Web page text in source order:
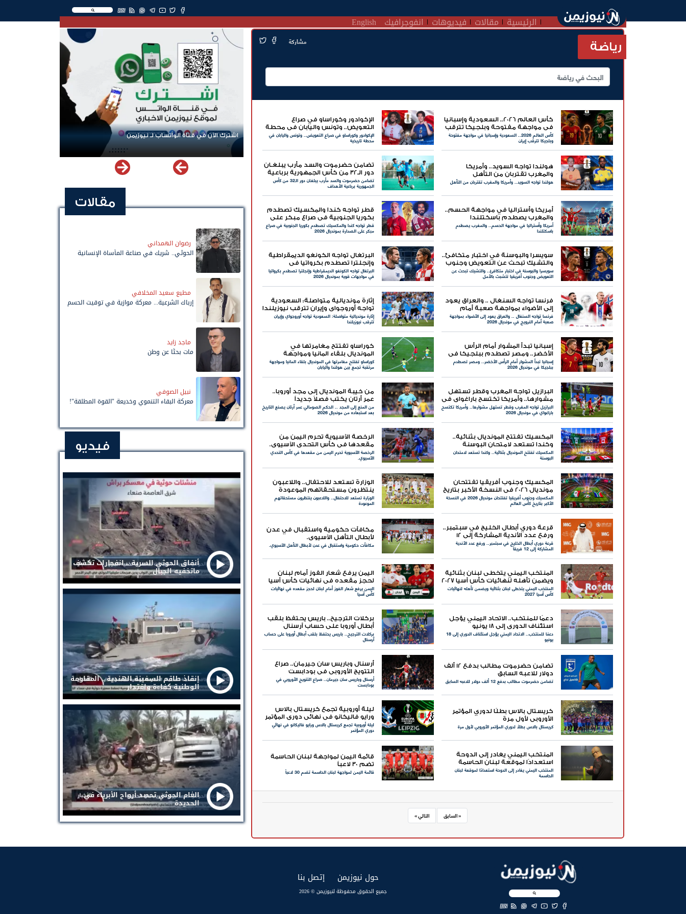
EN
الرئيسية مقالات فيديوهات انفوجرافيك English
رياضة مشاركة
كأس العالم 2026.. السعودية وإسبانيا
في مواجهة مفتوحة وبلجيكا تترقب
إيران
كأس العالم 2026.. السعودية وإسبانيا في مواجهة مفتوحة
وبلجيكا تترقب إيران
الإكوادور وكوراساو في صراع
التعويض.. وتونس واليابان في محطة
تاريخية
الإكوادور وكوراساو في صراع التعويض.. وتونس واليابان في
محطة تاريخية
هولندا تواجه السويد.. وأمريكا
والمغرب تقتربان من التأهل
هولندا تواجه السويد.. وأمريكا والمغرب تقتربان من التأهل
تضامن حضرموت والسد مأرب يبلغـان
دور الـ32 من كأس الجمهورية برباعية
الأهداف
تضامن حضرموت والسد مأرب يبلغـان دور الـ32 من كأس
الجمهورية برباعية الأهداف
أمريكا وأستراليا في مواجهة الحسم..
والمغرب يصطدم باسكتلندا
أمريكا وأستراليا في مواجهة الحسم.. والمغرب يصطدم
باسكتلندا
قطر تواجه كندا والمكسيك تصطدم
بكوريا الجنوبية في صراع مبكر على
الصدارة بمونديال 2026
قطر تواجه كندا والمكسيك تصطدم بكوريا الجنوبية في صراع
مبكر على الصدارة بمونديال 2026
سويسرا والبوسنة في اختبار متكافئ..
والتشيك تبحث عن التعويض وجنوب
أفريقيا تتشبث بالأمل
سويسرا والبوسنة في اختبار متكافئ.. والتشيك تبحث عن
التعويض وجنوب أفريقيا تتشبث بالأمل
البرتغال تواجه الكونغو الديمقراطية
وإنجلترا تصطدم بكرواتيا في
مواجهات قوية بمونديال 2026
البرتغال تواجه الكونغو الديمقراطية وإنجلترا تصطدم بكرواتيا
في مواجهات قوية بمونديال 2026
فرنسا تواجه السنغال .. والعراق يعود
إلى الأضواء بمواجهة صعبة أمام
النرويج في مونديال 2026
فرنسا تواجه السنغال .. والعراق يعود إلى الأضواء بمواجهة
صعبة أمام النرويج في مونديال 2026
إثارة مونديالية متواصلة: السعودية
تواجه أوروجواي وإيران تترقب نيوزيلندا
إثارة مونديالية متواصلة: السعودية تواجه أوروجواي وإيران
تترقب نيوزيلندا
إسبانيا تبدأ المشوار أمام الرأس
الأخضر.. ومصر تصطدم ببلجيكا في
مونديال 2026
إسبانيا تبدأ المشوار أمام الرأس الأخضر.. ومصر تصطدم
ببلجيكا في مونديال 2026
كوراساو تفتتح مغامرتها في
المونديال بلقاء المانيا ومواجهة
مرتقبة تجمع بين هولندا واليابان
كوراساو تفتتح مغامرتها في المونديال بلقاء المانيا ومواجهة
مرتقبة تجمع بين هولندا واليابان
البرازيل تواجه المغرب وقطر تستهل
مشوارها.. وأمريكا تكتسح باراغواي في
مونديال 2026
البرازيل تواجه المغرب وقطر تستهل مشوارها.. وأمريكا تكتسح
باراغواي في مونديال 2026
من خيبة المونديال إلى مجد أوروبا..
عمر أرتان يكتب فصلاً جديداً
من المنع إلى المجد .. الحكم الصومالي عمر أرتان يصنع التاريخ
بعد استبعاده من مونديال 2026
المكسيك تفتتح المونديال بثنائية..
وكندا تستعد لامتحان البوسنة
المكسيك تفتتح المونديال بثنائية.. وكندا تستعد لامتحان
البوسنة
الرخصة الآسيوية تحرم اليمن من
مقعدها في كأس التحدي الآسيوي.
الرخصة الآسيوية تحرم اليمن من مقعدها في كأس التحدي
الآسيوي.
المكسيك وجنوب أفريقيا تفتتحان
مونديال 2026 في النسخة الأكبر بتاريخ
كأس العالم
المكسيك وجنوب أفريقيا تفتتحان مونديال 2026 في النسخة
الأكبر بتاريخ كأس العالم
الوزارة تستعد للاحتفال.. واللاعبون
ينتظرون مستحقاتهم الموعودة
الوزارة تستعد للاحتفال.. واللاعبون ينتظرون مستحقاتهم
الموعودة
قرعة دوري أبطال الخليج في سبتمبر..
ورفع عدد الأندية المشاركة إلى 12
فريقاً
قرعة دوري أبطال الخليج في سبتمبر.. ورفع عدد الأندية
المشاركة إلى 12 فريقاً
مكافآت حكومية واستقبال في عدن
لأبطال التأهل الآسيوي.
مكافآت حكومية واستقبال في عدن لأبطال التأهل الآسيوي.
المنتخب اليمني يتخطى لبنان بثنائية
ويضمن تأهله لنهائيات كأس آسيا 2027
المنتخب اليمني يتخطى لبنان بثنائية ويضمن تأهله لنهائيات
كأس آسيا 2027
اليمن يرفع شعار الفوز أمام لبنان
لحجز مقعده في نهائيات كأس آسيا
اليمن يرفع شعار الفوز أمام لبنان لحجز مقعده في نهائيات
كأس آسيا
دعمًا للمنتخب.. الاتحاد اليمني يؤجل
استئناف الدوري إلى 18 يونيو
دعمًا للمنتخب.. الاتحاد اليمني يؤجل استئناف الدوري إلى 18
يونيو
بركلات الترجيح.. باريس يحتفظ بلقب
أبطال أوروبا على حساب آرسنال
بركلات الترجيح.. باريس يحتفظ بلقب أبطال أوروبا على حساب
آرسنال
تضامن حضرموت مطالب بدفع 12 ألف
دولار للاعبه السابق
تضامن حضرموت مطالب بدفع 12 ألف دولار للاعبه السابق
أرسنال وباريس سان جيرمان.. صراع
التتويج الأوروبي في بودابست
أرسنال وباريس سان جيرمان.. صراع التتويج الأوروبي في
بودابست
كريستال بالاس بطلًا لدوري المؤتمر
الأوروبي لأول مرة
كريستال بالاس بطلًا لدوري المؤتمر الأوروبي لأول مرة
ليلة أوروبية تجمع كريستال بالاس
ورايو فاليكانو في نهائي دوري المؤتمر
ليلة أوروبية تجمع كريستال بالاس ورايو فاليكانو في نهائي
دوري المؤتمر
المنتخب اليمني يغادر إلى الدوحة
استعدادًا لموقعة لبنان الحاسمة
المنتخب اليمني يغادر إلى الدوحة استعدادًا لموقعة لبنان
الحاسمة
قائمة اليمن لمواجهة لبنان الحاسمة
تضم 30 لاعباً
قائمة اليمن لمواجهة لبنان الحاسمة تضم 30 لاعباً
« السابق التالي »
اشترك الآن في قناة الواتساب لـ نيوزيمن
مقالات
رضوان الهمداني
الحوثي.. شريك في صناعة المأساة الإنسانية
مطيع سعيد المخلافي
إرباك الشرعية... معركة موازية في توقيت الحسم
ماجد زايد
مات بحثًا عن وطن
نبيل الصوفي
معركة البقاء التنموي وخديعة "القوة المطلقة"!
فيديو
أنفاق الحوثي السرية .. انفجارات تكشف
ماتخفيه الجبال
إنقاذ طاقم السفينة الهندية .. المقاومة
الوطنية كفاءة واقتدار
الغام الحوثي تحصد أرواح الأبرياء في
الحديدة
EN
حول نيوزيمن إتصل بنا
جميع الحقوق محفوظة لنيوزيمن © 2026